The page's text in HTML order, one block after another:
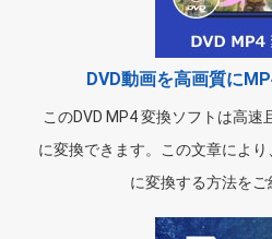
DVD動画を高画質に
このDVD MP4 変換ソフトは高速
に変換できます。この文章によ
に変換する方法をご